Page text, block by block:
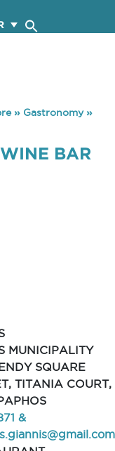
» Gastronomy»
BAR
MUNICIPALITY
SQUARE
TITANIA COURT,
&